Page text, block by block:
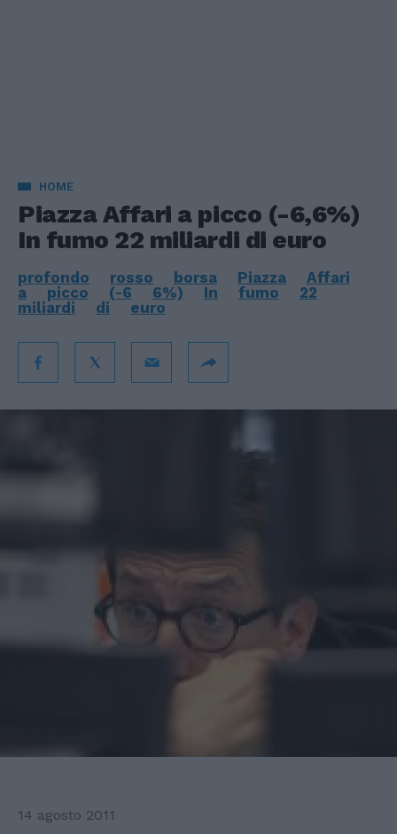
HOME
Piazza Affari a picco (-6,6%)
In fumo 22 miliardi di euro
profondo rosso borsa Piazza
Affari
a
picco (-6 6%) In fumo
22
miliardi
di euro
14 agosto 2011